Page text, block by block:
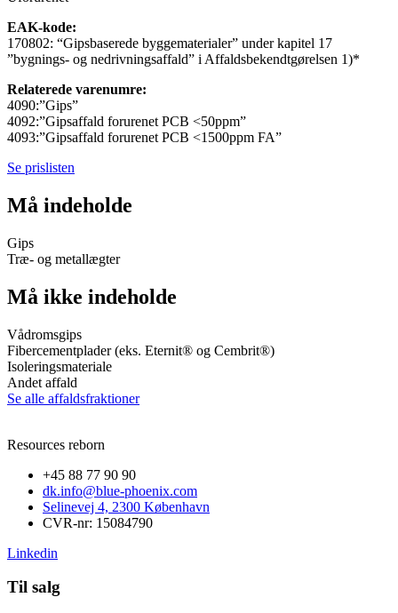
EAK-kode:
170802: “Gipsbaserede byggematerialer” under kapitel 17
”bygnings- og nedrivningsaffald” i Affaldsbekendtgørelsen 1)*
Relaterede varenumre:
4090:”Gips”
4092:”Gipsaffald forurenet PCB <50ppm”
4093:”Gipsaffald forurenet PCB <1500ppm FA”
Se prislisten
Må indeholde
Gips
Træ- og metallægter
Må ikke indeholde
Vådromsgips
Fibercementplader (eks. Eternit® og Cembrit®)
Isoleringsmateriale
Andet affald
Se alle affaldsfraktioner
Resources reborn
+45 88 77 90 90
dk.info@blue-phoenix.com
Selinevej 4, 2300 København
CVR-nr: 15084790
Linkedin
Til salg